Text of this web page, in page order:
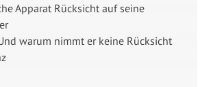
Apparat Rücksicht auf seine
warum nimmt er keine Rücksicht